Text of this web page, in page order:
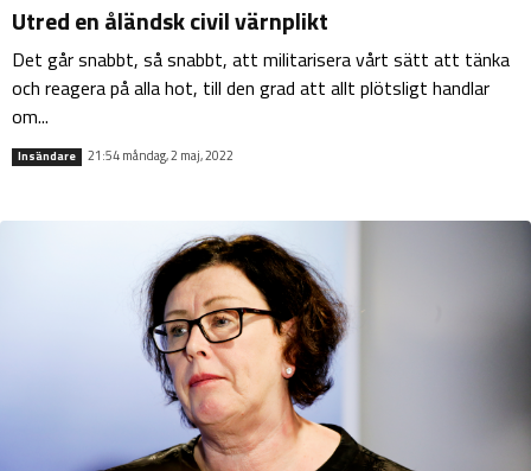
Utred en åländsk civil värnplikt
Det går snabbt, så snabbt, att militarisera vårt sätt att tänka
och reagera på alla hot, till den grad att allt plötsligt handlar
om...
Insändare 21:54 måndag, 2 maj, 2022